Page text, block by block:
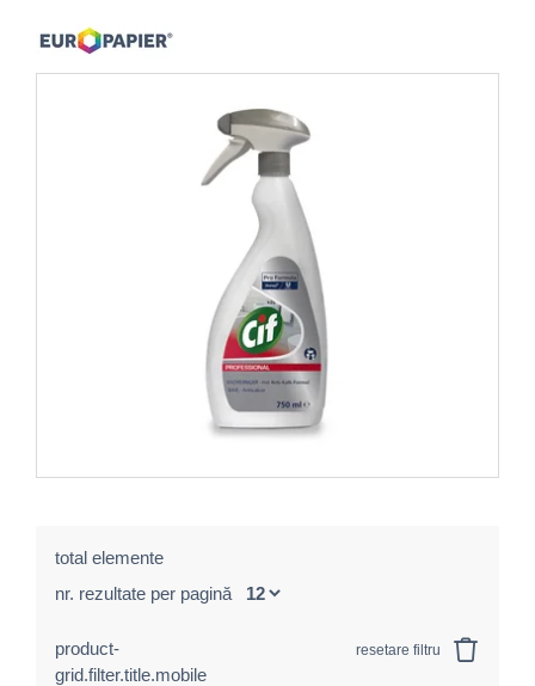
total elemente
nr. rezultate per pagină
product-
grid.filter.title.mobile
resetare filtru